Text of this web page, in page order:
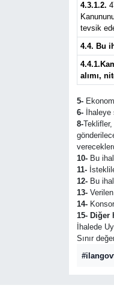
4.3.1.2.
tevsik
4.4. Bu
alımı,
5-
6-İhaleye
8-
10-Bu
11-
12-Bu
13-Verilen
14-
15- Diğer
İhalede
Sınır